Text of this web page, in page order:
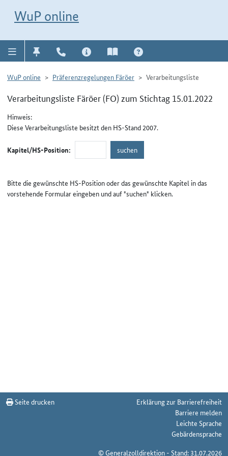
WuP online
WuP online Präferenzregelungen Färöer Verarbeitungsliste
Verarbeitungsliste Färöer (FO) zum Stichtag 15.01.2022
Hinweis:
Diese Verarbeitungsliste besitzt den HS-Stand 2007.
Kapitel/HS-Position:
Bitte die gewünschte HS-Position oder das gewünschte Kapitel in das
vorstehende Formular eingeben und auf "suchen" klicken.
Seite drucken
Erklärung zur Barrierefreiheit
Barriere melden
Leichte Sprache
Gebärdensprache
© Generalzolldirektion - Stand: 31.07.2026